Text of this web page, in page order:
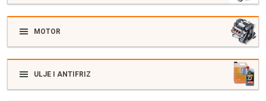
MOTOR
ULJE I ANTIFRIZ